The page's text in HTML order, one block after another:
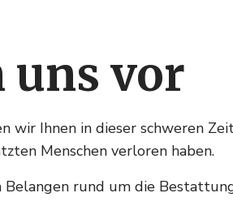
uns vor
wir Ihnen in dieser schweren
Menschen verloren haben.
rund um die